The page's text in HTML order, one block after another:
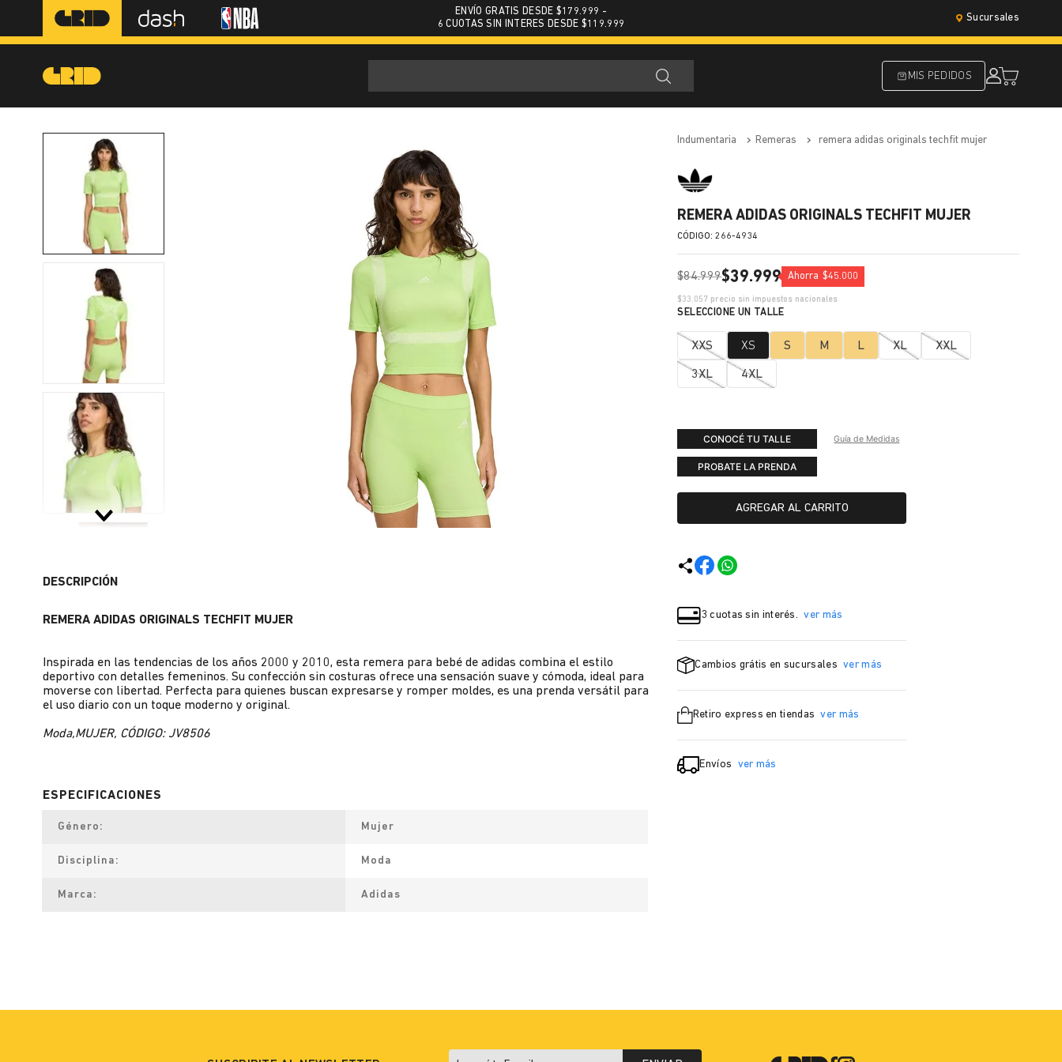
ENVÍO GRATIS DESDE $179.999 -
6 CUOTAS SIN INTERES DESDE $119.999
Sucursales
MIS PEDIDOS
DESCRIPCIÓN
REMERA ADIDAS ORIGINALS TECHFIT MUJER
Inspirada en las tendencias de los años 2000 y 2010, esta remera para bebé de adidas combina el estilo
deportivo con detalles femeninos. Su confección sin costuras ofrece una sensación suave y cómoda, ideal para
moverse con libertad. Perfecta para quienes buscan expresarse y romper moldes, es una prenda versátil para
el uso diario con un toque moderno y original.
Moda,MUJER, CÓDIGO: JV8506
Género Mujer
Disciplina Moda
Marca Adidas
indumentaria remeras remera adidas originals techfit mujer
REMERA ADIDAS ORIGINALS TECHFIT MUJER
:266-4934
$84.999$39.999 Ahorra $45.000
$33.057 precio sin impuestos nacionales
XXS XS S M L XL XXL
3XL 4XL
CONOCÉ TU TALLE Guía de Medidas
PROBATE LA PRENDA
AGREGAR AL CARRITO
3 cuotas sin interés. ver más
Cambios grátis en sucursales ver más
Retiro express en tiendas ver más
Envíos ver más